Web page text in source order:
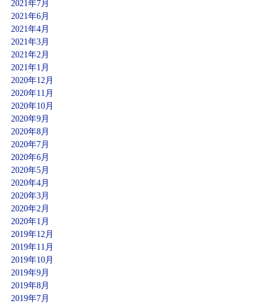
2021年7月
2021年6月
2021年4月
2021年3月
2021年2月
2021年1月
2020年12月
2020年11月
2020年10月
2020年9月
2020年8月
2020年7月
2020年6月
2020年5月
2020年4月
2020年3月
2020年2月
2020年1月
2019年12月
2019年11月
2019年10月
2019年9月
2019年8月
2019年7月